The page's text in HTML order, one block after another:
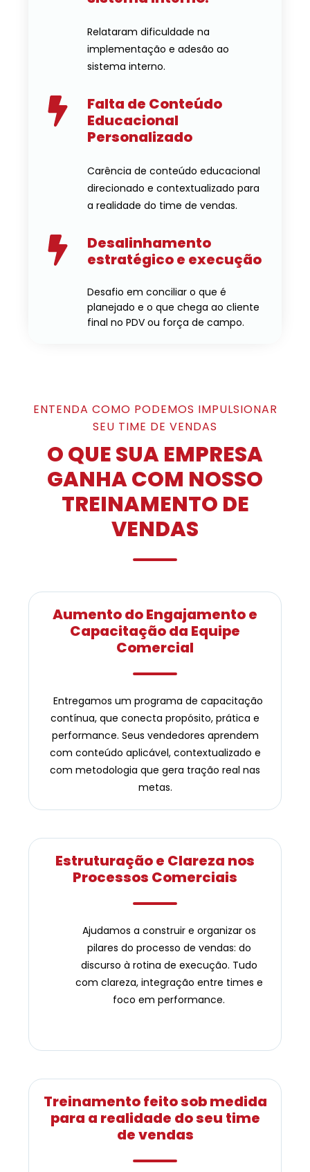
Relataram dificuldade na
implementação e adesão ao
sistema interno.
Falta de Conteúdo
Educacional
Personalizado
Carência de conteúdo educacional
direcionado e contextualizado para
a realidade do time de vendas.
Desalinhamento
estratégico e execução
Desafio em conciliar o que é
planejado e o que chega ao cliente
final no PDV ou força de campo.
ENTENDA COMO PODEMOS IMPULSIONAR
SEU TIME DE VENDAS
O QUE SUA EMPRESA
GANHA COM NOSSO
TREINAMENTO DE
VENDAS
Aumento do Engajamento e
Capacitação da Equipe
Comercial
Entregamos um programa de capacitação
contínua, que conecta propósito, prática e
performance. Seus vendedores aprendem
com conteúdo aplicável, contextualizado e
com metodologia que gera tração real nas
metas.
Estruturação e Clareza nos
Processos Comerciais
Ajudamos a construir e organizar os
pilares do processo de vendas: do
discurso à rotina de execução. Tudo
com clareza, integração entre times e
foco em performance.
Treinamento feito sob medida
para a realidade do seu time
de vendas